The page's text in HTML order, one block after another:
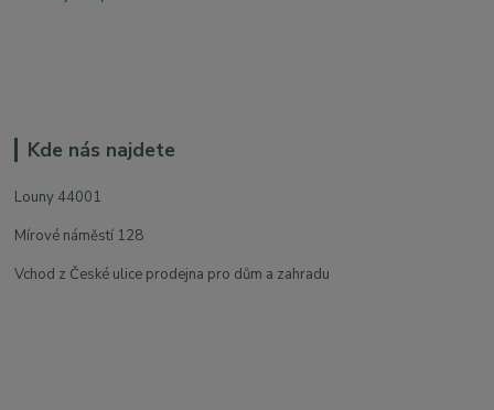
Kde nás najdete
Louny 44001
Mírové náměstí 128
Vchod z České ulice prodejna pro dům a zahradu